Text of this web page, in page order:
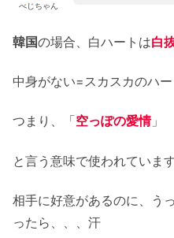
べじちゃん
韓国の場合、白ハートは白
中身がない=スカスカのハー
つまり、「空っぽの愛情」
と言う意味で使われています
相手に好意があるのに、う
ったら、、、汗